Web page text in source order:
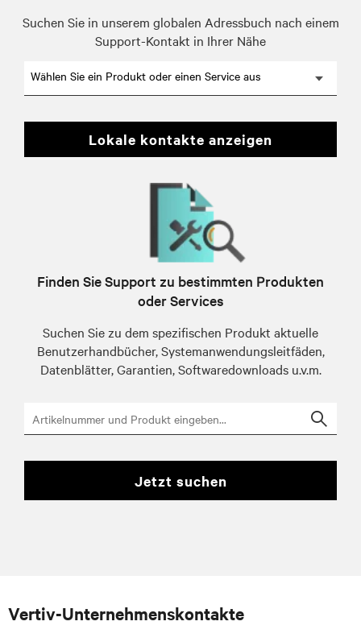
Suchen Sie in unserem globalen Adressbuch nach einem
Support-Kontakt in Ihrer Nähe
Wählen Sie ein Produkt oder einen Service aus
lokale kontakte anzeigen
Finden Sie Support zu bestimmten Produkten
oder Services
Suchen Sie zu dem spezifischen Produkt aktuelle
Benutzerhandbücher, Systemanwendungsleitfäden,
Datenblätter, Garantien, Softwaredownloads u.v.m.
jetzt suchen
Vertiv-Unternehmenskontakte